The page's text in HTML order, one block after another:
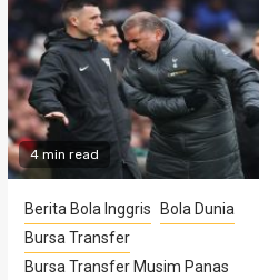
4 min read
Berita Bola Inggris
Bola Dunia
Bursa Transfer
Bursa Transfer Musim Panas